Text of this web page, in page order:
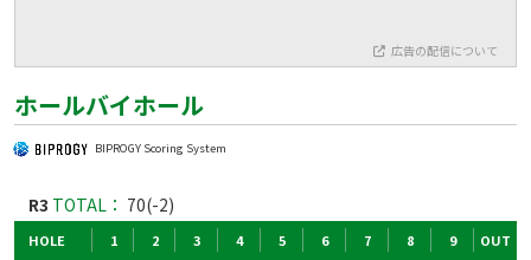
広告の配信について
ホールバイホール
BIPROGY Scoring System
R3 TOTAL： 70(-2)
HOLE 1 2 3 4 5 6 7 8 9 OUT